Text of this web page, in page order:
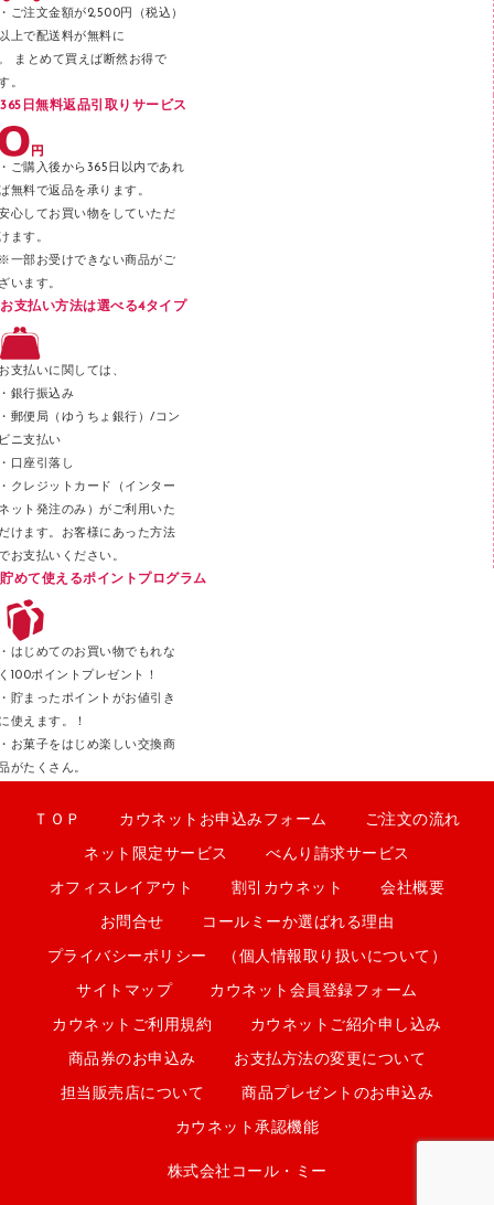
パンチ
デスクトレー
テープカッター
その他文具
セロハンテープ
スティックのり
クリップ
カッター
ご注文金額が2,500円（税込）
上で配送料が無料に
まとめて買えば断然お得で
。
365日無料返品引取りサービス
ご購入後から365日以内であれ
無料で返品を承ります。
心してお買い物をしていただ
ます。
一部お受けできない商品がご
います。
お支払い方法は選べる4タイプ
支払いに関しては、
銀行振込み
郵便局（ゆうちょ銀行）/コン
ニ支払い
口座引落し
クレジットカード（インター
ット発注のみ）がご利用いた
けます。お客様にあった方法
お支払いください。
貯めて使えるポイントプログラム
はじめてのお買い物でもれな
100ポイントプレゼント！
貯まったポイントがお値引き
使えます。！
お菓子をはじめ楽しい交換商
がたくさん。
ＴＯＰ カウネットお申込みフォーム ご注文の流れ
ネット限定サービス べんり請求サービス
オフィスレイアウト 割引カウネット 会社概要
お問合せ コールミーか選ばれる理由
プライバシーポリシー （個人情報取り扱いについて）
サイトマップ カウネット会員登録フォーム
カウネットご利用規約 カウネットご紹介申し込み
商品券のお申込み お支払方法の変更について
担当販売店について 商品プレゼントのお申込み
カウネット承認機能
株式会社コール・ミー